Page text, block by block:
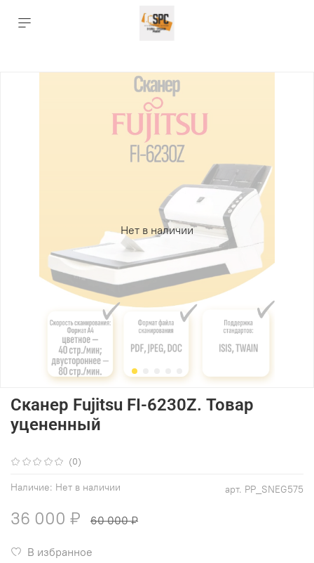
Нет в наличии
(0)
арт. PP_SNEG575
Наличие: Нет в наличии
Сканер Fujitsu FI-6230Z. Товар
уцененный
36 000 ₽ 60 000 ₽
В избранное